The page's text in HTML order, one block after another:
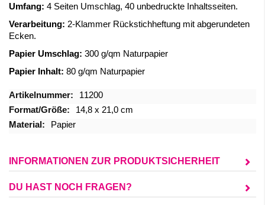
Umfang: 4 Seiten Umschlag, 40 unbedruckte Inhaltsseiten.
Verarbeitung: 2-Klammer Rückstichheftung mit abgerundeten
Ecken.
Papier Umschlag: 300 g/qm Naturpapier
Papier Inhalt: 80 g/qm Naturpapier
Mehr
Informationen
11200
14,8 x 21,0 cm
Papier
INFORMATIONEN ZUR PRODUKTSICHERHEIT
DU HAST NOCH FRAGEN?